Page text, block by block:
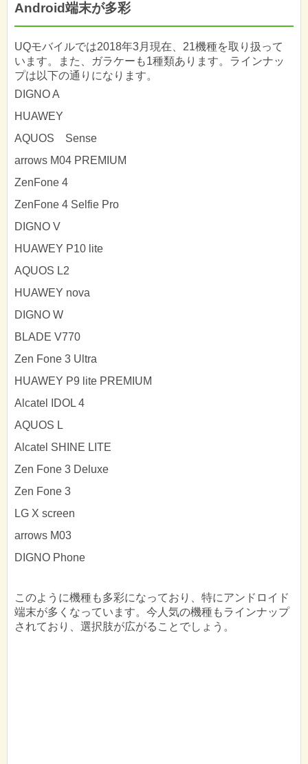
Android端末が多彩
UQモバイルでは2018年3月現在、21機種を取り扱って
います。また、ガラケーも1種類あります。ラインナッ
プは以下の通りになります。
DIGNO A
HUAWEY
AQUOS Sense
arrows M04 PREMIUM
ZenFone 4
ZenFone 4 Selfie Pro
DIGNO V
HUAWEY P10 lite
AQUOS L2
HUAWEY nova
DIGNO W
BLADE V770
Zen Fone 3 Ultra
HUAWEY P9 lite PREMIUM
Alcatel IDOL 4
AQUOS L
Alcatel SHINE LITE
Zen Fone 3 Deluxe
Zen Fone 3
LG X screen
arrows M03
DIGNO Phone
このように機種も多彩になっており、特にアンドロイド
端末が多くなっています。今人気の機種もラインナップ
されており、選択肢が広がることでしょう。